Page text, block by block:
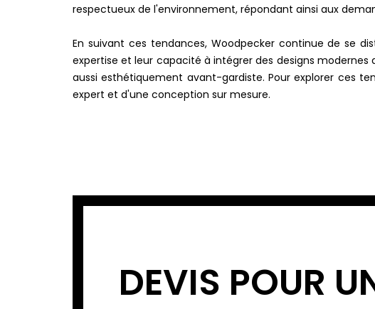
respectueux de l'environnement, répondant ainsi aux
En suivant ces tendances, Woodpecker continue de se
expertise et leur capacité à intégrer des designs
aussi esthétiquement avant-gardiste. Pour explorer ces
expert et d'une conception sur mesure.
DEVIS POUR